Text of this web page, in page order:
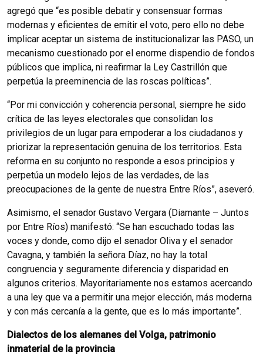
agregó que “es posible debatir y consensuar formas
modernas y eficientes de emitir el voto, pero ello no debe
implicar aceptar un sistema de institucionalizar las PASO, un
mecanismo cuestionado por el enorme dispendio de fondos
públicos que implica, ni reafirmar la Ley Castrillón que
perpetúa la preeminencia de las roscas políticas”.
“Por mi convicción y coherencia personal, siempre he sido
crítica de las leyes electorales que consolidan los
privilegios de un lugar para empoderar a los ciudadanos y
priorizar la representación genuina de los territorios. Esta
reforma en su conjunto no responde a esos principios y
perpetúa un modelo lejos de las verdades, de las
preocupaciones de la gente de nuestra Entre Ríos”, aseveró.
Asimismo, el senador Gustavo Vergara (Diamante – Juntos
por Entre Ríos) manifestó: “Se han escuchado todas las
voces y donde, como dijo el senador Oliva y el senador
Cavagna, y también la señora Díaz, no hay la total
congruencia y seguramente diferencia y disparidad en
algunos criterios. Mayoritariamente nos estamos acercando
a una ley que va a permitir una mejor elección, más moderna
y con más cercanía a la gente, que es lo más importante”.
Dialectos de los alemanes del Volga, patrimonio
inmaterial de la provincia